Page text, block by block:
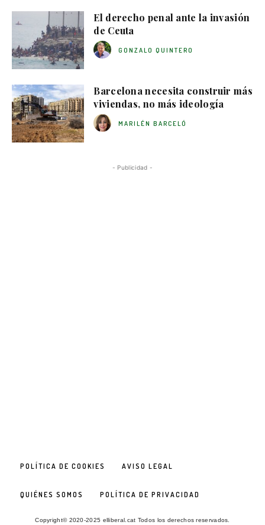
El derecho penal ante la invasión
de Ceuta
GONZALO QUINTERO
Barcelona necesita construir más
viviendas, no más ideología
MARILÉN BARCELÓ
- Publicidad -
POLÍTICA DE COOKIES AVISO LEGAL
QUIÉNES SOMOS POLÍTICA DE PRIVACIDAD
Copyright© 2020-2025 elliberal.cat Todos los derechos reservados.